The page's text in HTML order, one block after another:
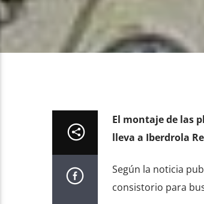
El montaje de las
lleva a Iberdrola
Según la noticia
consistorio para